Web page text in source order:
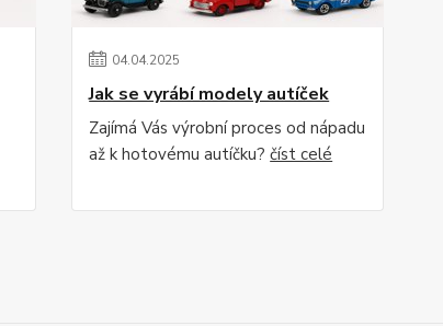
04.04.2025
Jak se vyrábí modely autíček
Zajímá Vás výrobní proces od nápadu
až k hotovému autíčku?číst celé